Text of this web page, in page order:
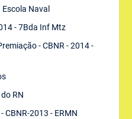
Naval
- 7Bda Inf Mtz
- CBNR - 2014 -
RN
CBNR-2013 - ERMN